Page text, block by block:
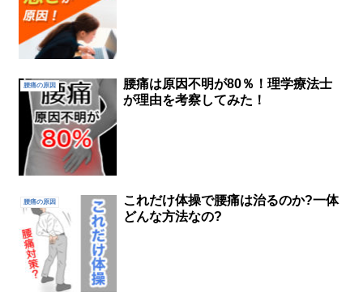
腰痛の原因
腰痛は原因不明が80％！理学療法士
が理由を考察してみた！
腰痛の原因
これだけ体操で腰痛は治るのか?一体
どんな方法なの?